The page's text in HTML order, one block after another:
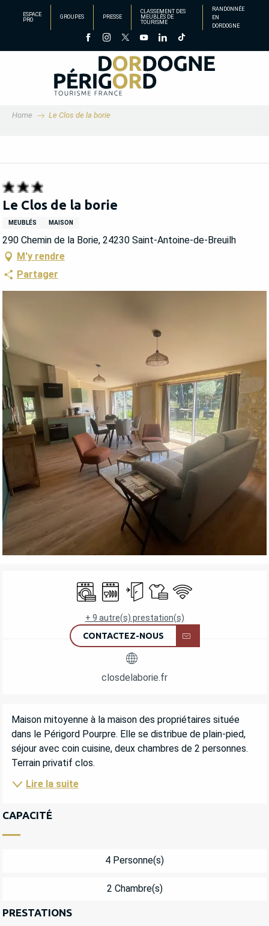
principal
ESPACE
PRO
GROUPES PRESSE
CLASSEMENT DES
MEUBLÉS DE
TOURISME
RANDONNÉE
EN
DORDOGNE
Home Le Clos de la borie
Le Clos de la borie
MEUBLÉS MAISON
290 Chemin de la Borie, 24230 Saint-Antoine-de-Breuilh
M'y rendre
Partager
OUVERTURE ET COORDONNÉES
Lave lingeLave vaisselle
Entrée indépendante
Draps et linge
WiFi
+ 9 autre(s) prestation(s)
CONTACTEZ-NOUS
closdelaborie.fr
DESCRIPTION
Maison mitoyenne à la maison des propriétaires située
dans le Périgord Pourpre. Elle se distribue de plain-pied,
séjour avec coin cuisine, deux chambres de 2 personnes.
Terrain privatif clos.
Lire la suite
CAPACITÉ
4 Personne(s)
2 Chambre(s)
PRESTATIONS